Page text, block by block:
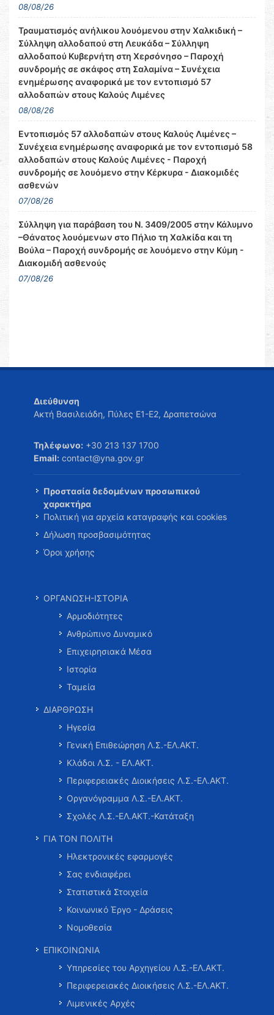
08/08/26
Τραυματισμός ανήλικου λουόμενου στην Χαλκιδική –
Σύλληψη αλλοδαπού στη Λευκάδα – Σύλληψη
αλλοδαπού Κυβερνήτη στη Χερσόνησο – Παροχή
συνδρομής σε σκάφος στη Σαλαμίνα – Συνέχεια
ενημέρωσης αναφορικά με τον εντοπισμό 57
αλλοδαπών στους Καλούς Λιμένες
08/08/26
Εντοπισμός 57 αλλοδαπών στους Καλούς Λιμένες –
Συνέχεια ενημέρωσης αναφορικά με τον εντοπισμό 58
αλλοδαπών στους Καλούς Λιμένες - Παροχή
συνδρομής σε λουόμενο στην Κέρκυρα - Διακομιδές
ασθενών
07/08/26
Σύλληψη για παράβαση του Ν. 3409/2005 στην Κάλυμνο
–Θάνατος λουόμενων στο Πήλιο τη Χαλκίδα και τη
Βούλα – Παροχή συνδρομής σε λουόμενο στην Κύμη -
Διακομιδή ασθενούς
07/08/26
Διεύθυνση
Ακτή Βασιλειάδη, Πύλες Ε1-Ε2, Δραπετσώνα
Τηλέφωνο: +30 213 137 1700
Email: contact@yna.gov.gr
Προστασία δεδομένων προσωπικού
χαρακτήρα
Πολιτική για αρχεία καταγραφής και cookies
Δήλωση προσβασιμότητας
Όροι χρήσης
ΟΡΓΑΝΩΣΗ-ΙΣΤΟΡΙΑ
Αρμοδιότητες
Ανθρώπινο Δυναμικό
Επιχειρησιακά Μέσα
Ιστορία
Ταμεία
ΔΙΑΡΘΡΩΣΗ
Ηγεσία
Γενική Επιθεώρηση Λ.Σ.-ΕΛ.ΑΚΤ.
Κλάδοι Λ.Σ. - ΕΛ.ΑΚΤ.
Περιφερειακές Διοικήσεις Λ.Σ.-ΕΛ.ΑΚΤ.
Οργανόγραμμα Λ.Σ.-ΕΛ.ΑΚΤ.
Σχολές Λ.Σ.-ΕΛ.ΑΚΤ.-Κατάταξη
ΓΙΑ ΤΟΝ ΠΟΛΙΤΗ
Ηλεκτρονικές εφαρμογές
Σας ενδιαφέρει
Στατιστικά Στοιχεία
Κοινωνικό Έργο - Δράσεις
Νομοθεσία
ΕΠΙΚΟΙΝΩΝΙΑ
Υπηρεσίες του Αρχηγείου Λ.Σ.-ΕΛ.ΑΚΤ.
Περιφερειακές Διοικήσεις Λ.Σ.-ΕΛ.ΑΚΤ.
Λιμενικές Αρχές